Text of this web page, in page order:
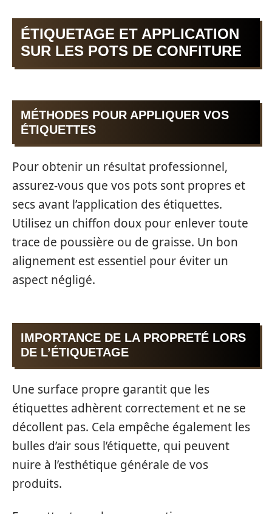
ÉTIQUETAGE ET APPLICATION
SUR LES POTS DE CONFITURE
MÉTHODES POUR APPLIQUER VOS
ÉTIQUETTES
Pour obtenir un résultat professionnel,
assurez-vous que vos pots sont propres et
secs avant l’application des étiquettes.
Utilisez un chiffon doux pour enlever toute
trace de poussière ou de graisse. Un bon
alignement est essentiel pour éviter un
aspect négligé.
IMPORTANCE DE LA PROPRETÉ LORS
DE L’ÉTIQUETAGE
Une surface propre garantit que les
étiquettes adhèrent correctement et ne se
décollent pas. Cela empêche également les
bulles d’air sous l’étiquette, qui peuvent
nuire à l’esthétique générale de vos
produits.